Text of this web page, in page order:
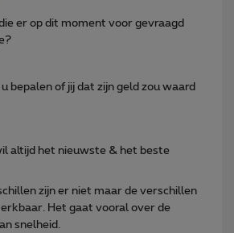
er op dit moment voor gevraagd
bepalen of jij dat zijn geld zou waard
altijd het nieuwste & het beste
zijn er niet maar de verschillen
Het gaat vooral over de
snelheid.